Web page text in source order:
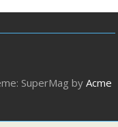
SuperMag byAcme